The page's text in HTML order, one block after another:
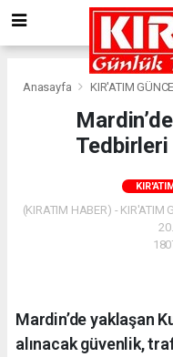
Anasayfa KIR'ATIM
Tedbirleri
(KIRATIM HABER) - KIR'ATIM
Mardin’de yaklaşan
alınacak güvenlik,